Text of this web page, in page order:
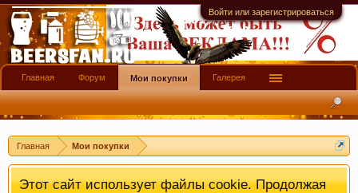
Войти или зарегистрироваться
Главная Мои покупки
имеют информационной ценности! СПАСИБО
Этот сайт использует файлы cookie. Продолжая
Главная Форум Мои покупки Галерея